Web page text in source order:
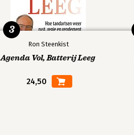
Ron Steenkist
Agenda Vol, Batterij Leeg
24,50
3